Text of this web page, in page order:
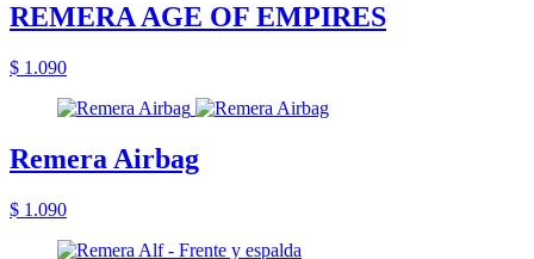
REMERA AGE OF EMPIRES
$ 1.090
Remera Airbag
$ 1.090